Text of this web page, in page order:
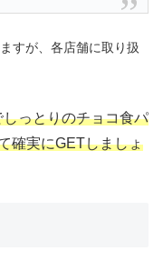
すが、各店舗に取り扱
っとりのチョコ食パ
確実にGETしましょ